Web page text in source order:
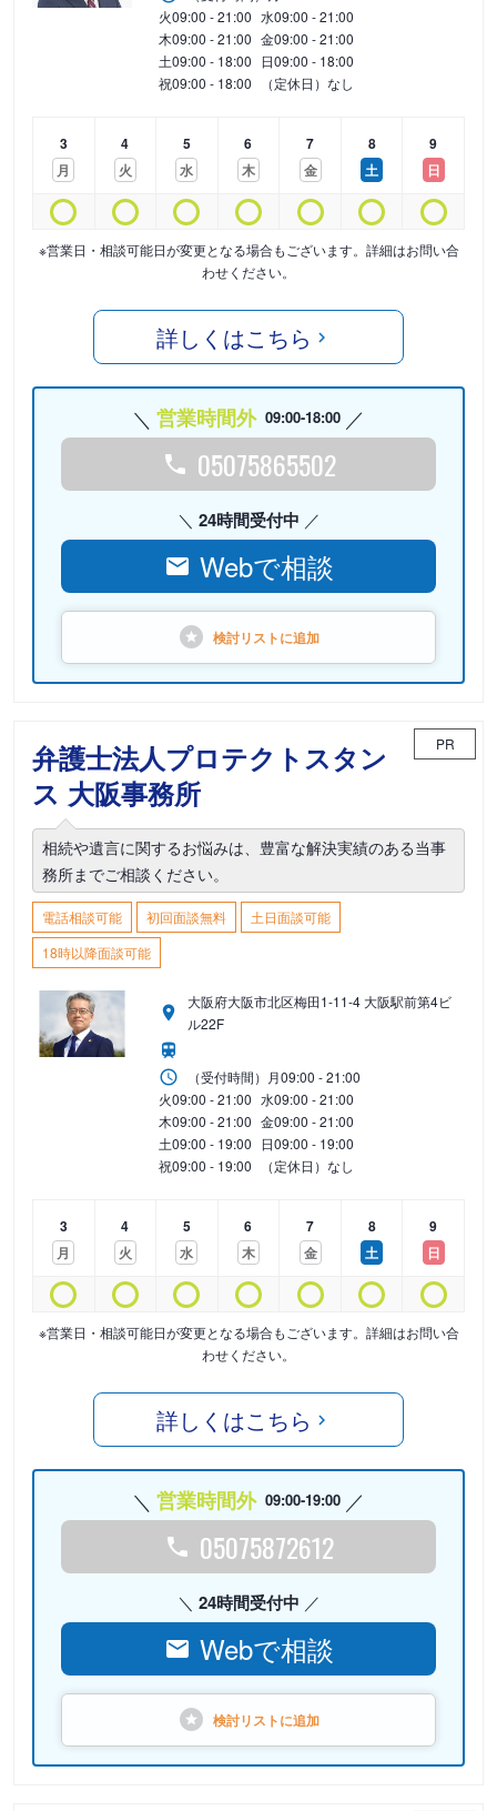
火09:00 - 21:00 水09:00 - 21:00
木09:00 - 21:00 金09:00 - 21:00
土09:00 - 18:00 日09:00 - 18:00
祝09:00 - 18:00 （定休日）なし
3
月
4
火
5
水
6
木
7
金
8
土
9
日
※営業日・相談可能日が変更となる場合もございます。詳細はお問い合
わせください。
詳しくはこちら
営業時間外 09:00-18:00
05075865502
24時間受付中
Webで相談
検討リストに追加
弁護士法人プロテクトスタン
ス 大阪事務所
PR
相続や遺言に関するお悩みは、豊富な解決実績のある当事
務所までご相談ください。
電話相談可能 初回面談無料
土日面談可能
18時以降面談可能
大阪府大阪市北区梅田1-11-4 大阪駅前第4ビ
ル22F
（受付時間） 月09:00 - 21:00
火09:00 - 21:00 水09:00 - 21:00
木09:00 - 21:00 金09:00 - 21:00
土09:00 - 19:00 日09:00 - 19:00
祝09:00 - 19:00 （定休日）なし
3
月
4
火
5
水
6
木
7
金
8
土
9
日
※営業日・相談可能日が変更となる場合もございます。詳細はお問い合
わせください。
詳しくはこちら
営業時間外 09:00-19:00
05075872612
24時間受付中
Webで相談
検討リストに追加